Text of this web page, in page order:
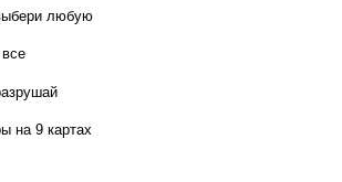
любую
на 9 картах